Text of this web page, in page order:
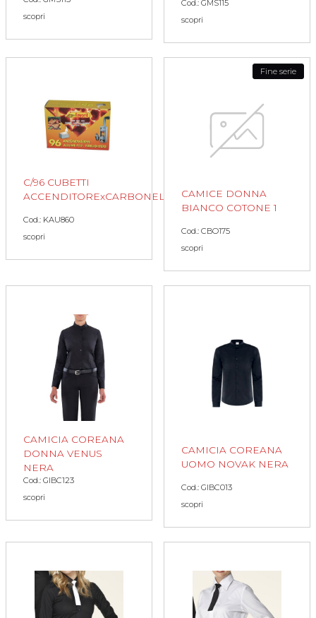
scopri
Cod.: GMS115
scopri
C/96 CUBETTI
ACCENDITORExCARBONELLA
Cod.: KAU860
scopri
Fine serie
CAMICE DONNA
BIANCO COTONE 1
Cod.: CBO175
scopri
CAMICIA COREANA
DONNA VENUS
NERA
Cod.: GIBC123
scopri
CAMICIA COREANA
UOMO NOVAK NERA
Cod.: GIBC013
scopri